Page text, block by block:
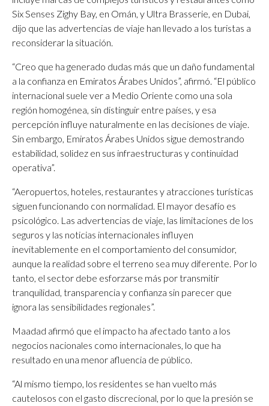
Six Senses Zighy Bay, en Omán, y Ultra Brasserie, en Dubai,
dijo que las advertencias de viaje han llevado a los turistas a
reconsiderar la situación.
“Creo que ha generado dudas más que un daño fundamental
a la confianza en Emiratos Árabes Unidos”, afirmó. “El público
internacional suele ver a Medio Oriente como una sola
región homogénea, sin distinguir entre países, y esa
percepción influye naturalmente en las decisiones de viaje.
Sin embargo, Emiratos Árabes Unidos sigue demostrando
estabilidad, solidez en sus infraestructuras y continuidad
operativa”.
“Aeropuertos, hoteles, restaurantes y atracciones turísticas
siguen funcionando con normalidad. El mayor desafío es
psicológico. Las advertencias de viaje, las limitaciones de los
seguros y las noticias internacionales influyen
inevitablemente en el comportamiento del consumidor,
aunque la realidad sobre el terreno sea muy diferente. Por lo
tanto, el sector debe esforzarse más por transmitir
tranquilidad, transparencia y confianza sin parecer que
ignora las sensibilidades regionales”.
Maadad afirmó que el impacto ha afectado tanto a los
negocios nacionales como internacionales, lo que ha
resultado en una menor afluencia de público.
“Al mismo tiempo, los residentes se han vuelto más
cautelosos con el gasto discrecional, por lo que la presión se